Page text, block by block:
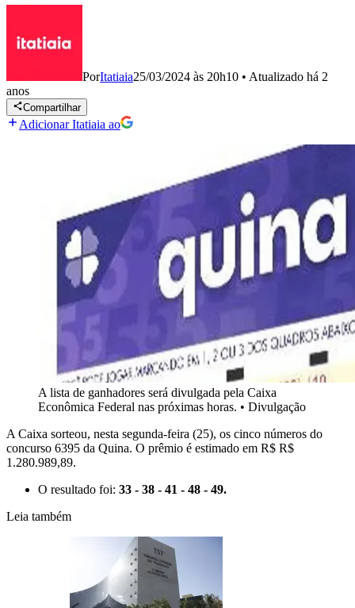
PorItatiaia25/03/2024 às 20h10 • Atualizado há 2
anos
Compartilhar
Adicionar Itatiaia ao
A lista de ganhadores será divulgada pela Caixa
Econômica Federal nas próximas horas. • Divulgação
A Caixa sorteou, nesta segunda-feira (25), os cinco números do
concurso 6395 da Quina. O prêmio é estimado em R$ R$
1.280.989,89.
O resultado foi: 33 - 38 - 41 - 48 - 49.
Leia também